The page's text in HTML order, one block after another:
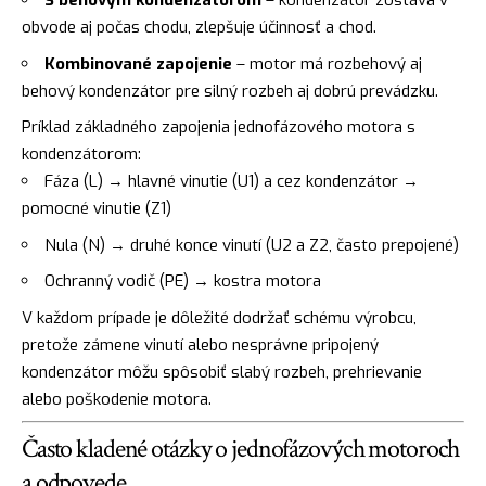
obvode aj počas chodu, zlepšuje účinnosť a chod.
Kombinované zapojenie – motor má rozbehový aj
behový kondenzátor pre silný rozbeh aj dobrú prevádzku.
Príklad základného zapojenia jednofázového motora s
kondenzátorom:
Fáza (L) → hlavné vinutie (U1) a cez kondenzátor →
pomocné vinutie (Z1)
Nula (N) → druhé konce vinutí (U2 a Z2, často prepojené)
Ochranný vodič (PE) → kostra motora
V každom prípade je dôležité dodržať schému výrobcu,
pretože zámene vinutí alebo nesprávne pripojený
kondenzátor môžu spôsobiť slabý rozbeh, prehrievanie
alebo poškodenie motora.
Často kladené otázky o jednofázových motoroch